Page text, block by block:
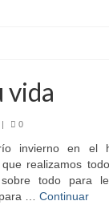
vida
| 0
invierno en el
realizamos
todo para
… Continuar